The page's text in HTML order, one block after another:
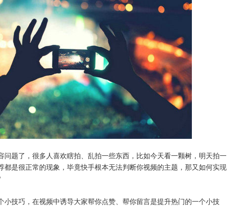
题了，很多人喜欢瞎拍、乱拍一些东西，比如今天看一颗树，明天拍一
都是很正常的现象，毕竟快手根本无法判断你视频的主题，那又如何实现
技巧，在视频中诱导大家帮你点赞、帮你留言是提升热门的一个小技